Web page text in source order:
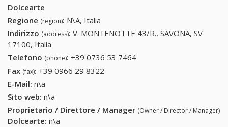
Dolcearte
Regione (region): N\A, Italia
Indirizzo (address): V. MONTENOTTE 43/R., SAVONA, SV
17100, Italia
Telefono (phone): +39 0736 53 7464
Fax (fax): +39 0966 29 8322
E-Mail: n\a
Sito web: n\a
Proprietario / Direttore / Manager (Owner / Director / Manager)
Dolcearte: n\a